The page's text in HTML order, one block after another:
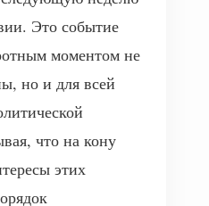
Это событие
моментом не
но и для всей
что на кону
этих